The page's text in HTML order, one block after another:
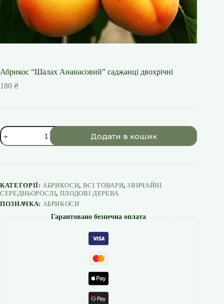
Абрикос “Шалах Ананасовий” саджанці двохрічні
180 ₴
Абрикос
"Шалах
Ананасовий"
Додати в кошик
КАТЕГОРІЇ:АБРИКОСИ, ВСІ ТОВАРИ,ЗВИЧАЙНІ
СЕРЕДНЬОРОСЛІ, ПЛОДОВІ ДЕРЕВА
ПОЗНАЧКА: АБРИКОСИ
Гарантовано безпечна оплата